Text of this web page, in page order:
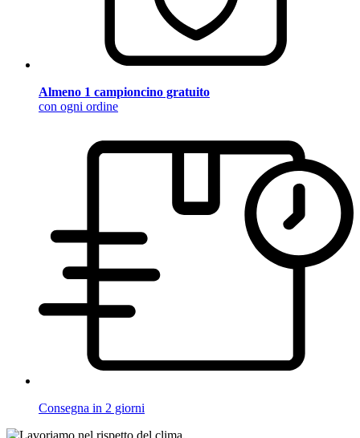
Almeno 1 campioncino gratuito
con ogni ordine
Consegna in 2 giorni